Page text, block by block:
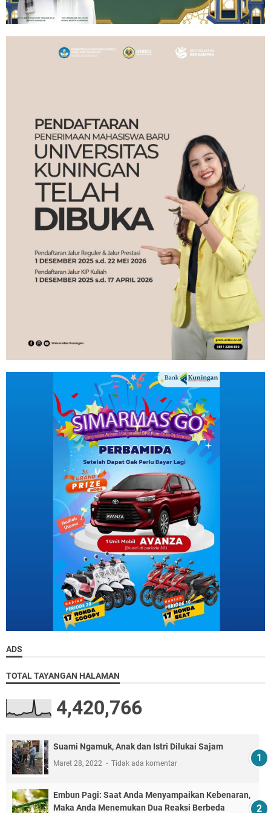
ADS
TOTAL TAYANGAN HALAMAN
4,420,766
Suami Ngamuk, Anak dan Istri Dilukai Sajam
Maret 28, 2022 Tidak ada komentar
Embun Pagi: Saat Anda Menyampaikan Kebenaran,
Maka Anda Menemukan Dua Reaksi Berbeda